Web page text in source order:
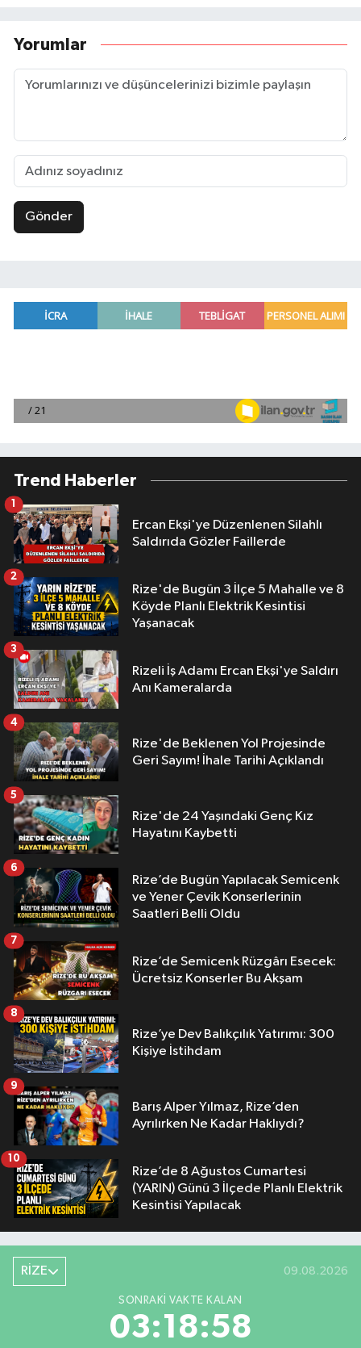
Yorumlar
Gönder
Trend Haberler
Ercan Ekşi'ye Düzenlenen Silahlı
Saldırıda Gözler Faillerde
1
Rize'de Bugün 3 İlçe 5 Mahalle ve 8
Köyde Planlı Elektrik Kesintisi
Yaşanacak
2
Rizeli İş Adamı Ercan Ekşi'ye Saldırı
Anı Kameralarda
3
Rize'de Beklenen Yol Projesinde
Geri Sayım! İhale Tarihi Açıklandı
4
Rize'de 24 Yaşındaki Genç Kız
Hayatını Kaybetti
5
Rize’de Bugün Yapılacak Semicenk
ve Yener Çevik Konserlerinin
Saatleri Belli Oldu
6
Rize’de Semicenk Rüzgârı Esecek:
Ücretsiz Konserler Bu Akşam
7
Rize’ye Dev Balıkçılık Yatırımı: 300
Kişiye İstihdam
8
Barış Alper Yılmaz, Rize’den
Ayrılırken Ne Kadar Haklıydı?
9
Rize’de 8 Ağustos Cumartesi
(YARIN) Günü 3 İlçede Planlı Elektrik
Kesintisi Yapılacak
10
RİZE 09.08.2026
SONRAKI VAKTE KALAN
03:18:57